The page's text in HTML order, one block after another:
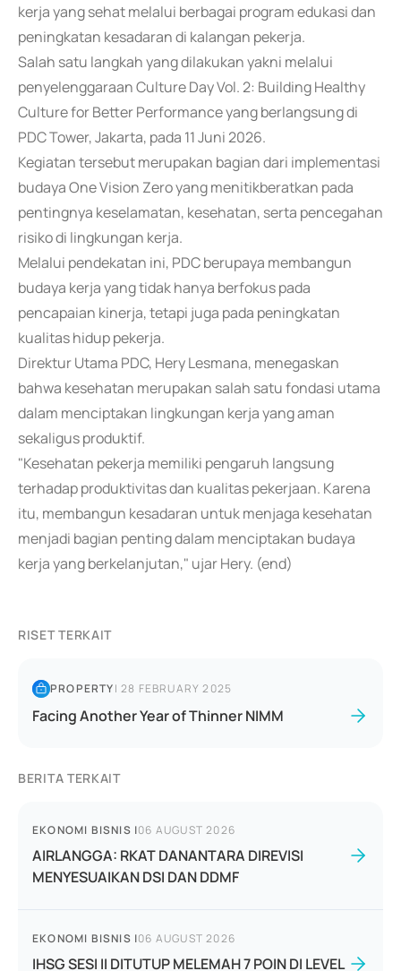
kerja yang sehat melalui berbagai program edukasi dan
peningkatan kesadaran di kalangan pekerja.
Salah satu langkah yang dilakukan yakni melalui
penyelenggaraan Culture Day Vol. 2: Building Healthy
Culture for Better Performance yang berlangsung di
PDC Tower, Jakarta, pada 11 Juni 2026.
Kegiatan tersebut merupakan bagian dari implementasi
budaya One Vision Zero yang menitikberatkan pada
pentingnya keselamatan, kesehatan, serta pencegahan
risiko di lingkungan kerja.
Melalui pendekatan ini, PDC berupaya membangun
budaya kerja yang tidak hanya berfokus pada
pencapaian kinerja, tetapi juga pada peningkatan
kualitas hidup pekerja.
Direktur Utama PDC, Hery Lesmana, menegaskan
bahwa kesehatan merupakan salah satu fondasi utama
dalam menciptakan lingkungan kerja yang aman
sekaligus produktif.
"Kesehatan pekerja memiliki pengaruh langsung
terhadap produktivitas dan kualitas pekerjaan. Karena
itu, membangun kesadaran untuk menjaga kesehatan
menjadi bagian penting dalam menciptakan budaya
kerja yang berkelanjutan," ujar Hery. (end)
RISET TERKAIT
PROPERTY|28 FEBRUARY 2025
Facing Another Year of Thinner NIMM
BERITA TERKAIT
EKONOMI BISNIS |06 AUGUST 2026
AIRLANGGA: RKAT DANANTARA DIREVISI
MENYESUAIKAN DSI DAN DDMF
EKONOMI BISNIS |06 AUGUST 2026
IHSG SESI II DITUTUP MELEMAH 7 POIN DI LEVEL